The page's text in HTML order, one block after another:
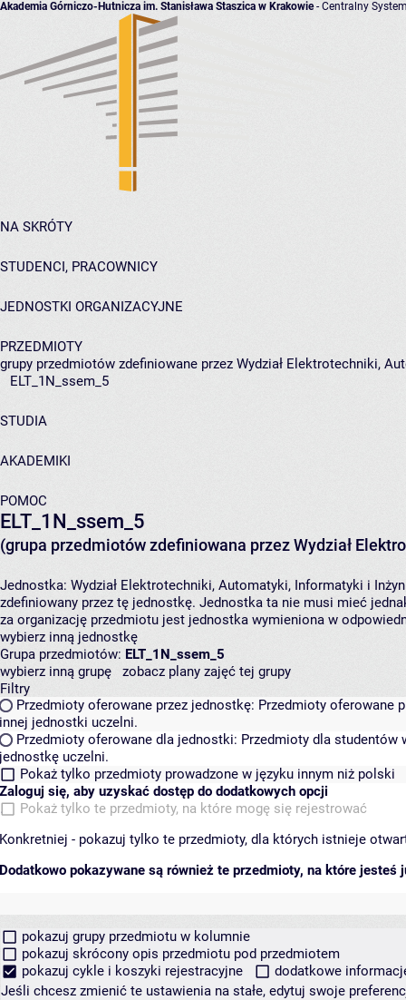
Akademia Górniczo-Hutnicza im. Stanisława Staszica w Krakowie- Centralny
NA SKRÓTY
STUDENCI, PRACOWNICY
JEDNOSTKI ORGANIZACYJNE
PRZEDMIOTY
grupy przedmiotów zdefiniowane przez Wydział Elektrotechniki,
ELT_1N_ssem_5
STUDIA
AKADEMIKI
POMOC
ELT_1N_ssem_5
(grupa przedmiotów zdefiniowana przez Wydział
Jednostka: Wydział Elektrotechniki, Automatyki, Informatyki i
zdefiniowany przez tę jednostkę. Jednostka ta nie musi mieć
za organizację przedmiotu jest jednostka wymieniona w
wybierz inną jednostkę
Grupa przedmiotów: ELT_1N_ssem_5
wybierz inną grupę
zobacz plany zajęć tej grupy
Filtry
Przedmioty oferowane przez jednostkę: Przedmioty oferowane
innej jednostki uczelni.
Przedmioty oferowane dla jednostki: Przedmioty dla studentów
jednostkę uczelni.
Pokaż tylko przedmioty prowadzone w języku innym niż polski
Zaloguj się, aby uzyskać dostęp do dodatkowych opcji
Pokaż tylko te przedmioty, na które mogę się rejestrować
Konkretniej - pokazuj tylko te przedmioty, dla których istnieje
Dodatkowo pokazywane są również te przedmioty, na które jesteś
pokazuj grupy przedmiotu w kolumnie
pokazuj skrócony opis przedmiotu pod przedmiotem
pokazuj cykle i koszyki rejestracyjne
dodatkowe
Jeśli chcesz zmienić te ustawienia na stałe, edytuj swoje